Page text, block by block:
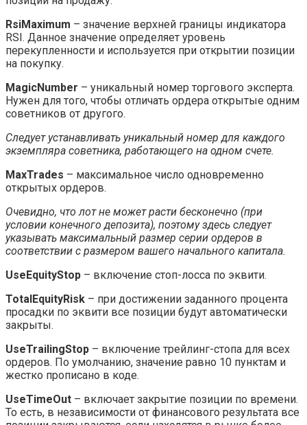
RsiMaximum – значение верхней границы индикатора
RSI. Данное значение определяет уровень
перекупленности и используется при открытии позиции
на покупку.
MagicNumber – уникальный номер торгового эксперта.
Нужен для того, чтобы отличать ордера открытые одним
советников от другого.
Следует устанавливать уникальный номер для каждого
экземпляра советника, работающего на одном счете.
MaxTrades – максимальное число одновременно
открытых ордеров.
Очевидно, что лот не может расти бесконечно (при
условии конечного депозита), поэтому здесь следует
указывать максимальный размер серии ордеров в
соответствии с размером вашего начального капитала.
UseEquityStop – включение стоп-лосса по эквити.
TotalEquityRisk – при достижении заданного процента
просадки по эквити все позиции будут автоматически
закрыты.
UseTrailingStop – включение трейлинг-стопа для всех
ордеров. По умолчанию, значение равно 10 пунктам и
жестко прописано в коде.
UseTimeOut – включает закрытие позиции по времени.
То есть, в независимости от финансового результата все